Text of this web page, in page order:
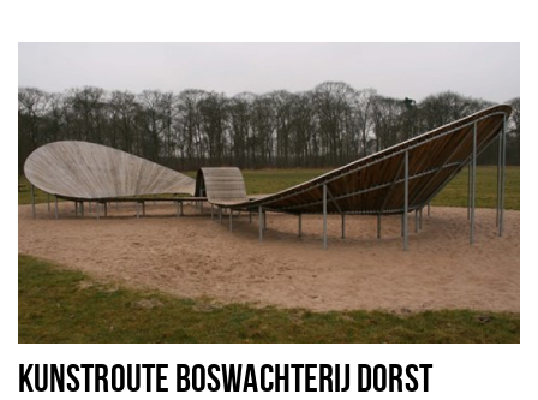
KUNSTROUTE BOSWACHTERIJ DORST